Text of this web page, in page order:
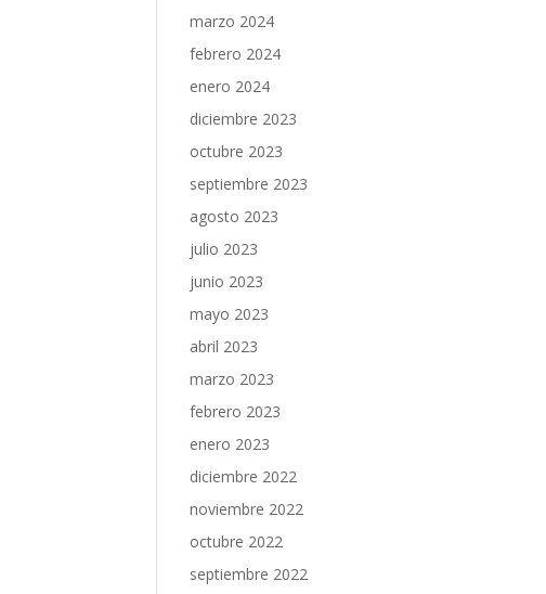
marzo 2024
febrero 2024
enero 2024
diciembre 2023
octubre 2023
septiembre 2023
agosto 2023
julio 2023
junio 2023
mayo 2023
abril 2023
marzo 2023
febrero 2023
enero 2023
diciembre 2022
noviembre 2022
octubre 2022
septiembre 2022